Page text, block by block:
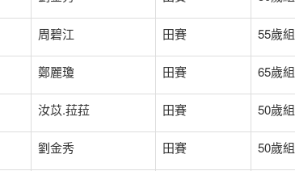
周碧江 田賽 55歲組
鄭麗瓊 田賽 65歲組
汝苡.菈菈 田賽 50歲組
劉金秀 田賽 50歲組